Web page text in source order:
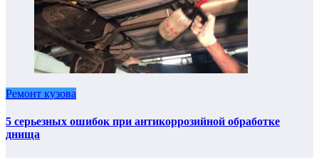
Ремонт кузова
5 серьезных ошибок при антикоррозийной обработке
днища